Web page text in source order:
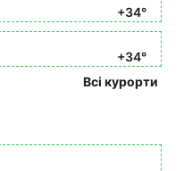
+34°
+34°
Всі курорти